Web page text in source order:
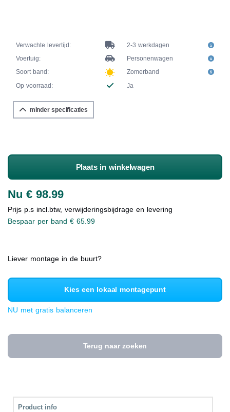
Verwachte levertijd:
2-3 werkdagen
Voertuig:
Personenwagen
Soort band:
Zomerband
Op voorraad:
Ja
minder specificaties
Plaats in winkelwagen
Nu € 98.99
Prijs p.s incl.btw, verwijderingsbijdrage en levering
Bespaar per band € 65.99
Liever montage in de buurt?
Kies een lokaal montagepunt
NU met gratis balanceren
Terug naar zoeken
Product info